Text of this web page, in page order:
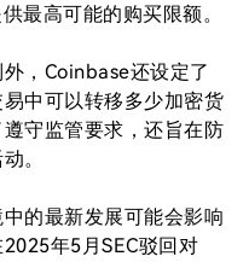
最高可能的购买限额。
，Coinbase还设定了
中可以转移多少加密货
守监管要求，还旨在防
。
的最新发展可能会影响
年5月SEC驳回对